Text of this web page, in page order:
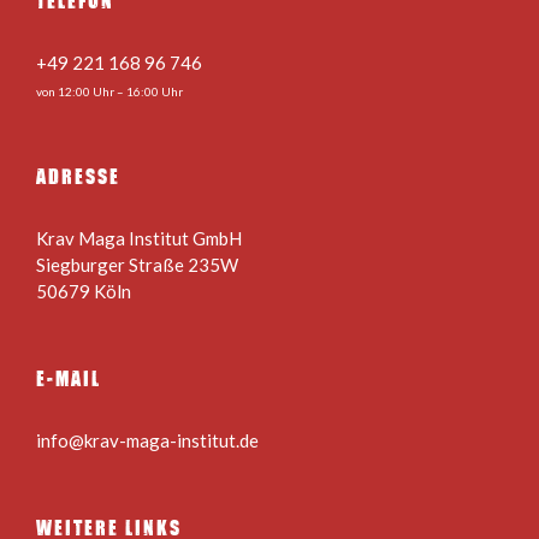
+49 221 168 96 746
von 12:00 Uhr – 16:00 Uhr
ADRESSE
Krav Maga Institut GmbH
Siegburger Straße 235W
50679 Köln
E-MAIL
info@krav-maga-institut.de
WEITERE LINKS